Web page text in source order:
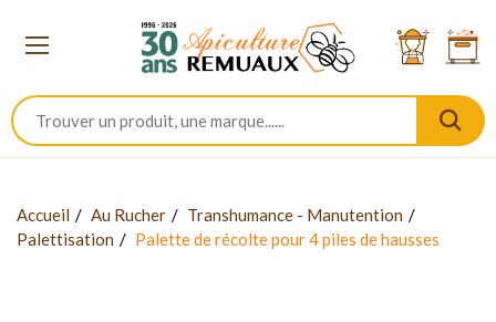
Accueil Au Rucher
Transhumance - Manutention
Palettisation
Palette de récolte pour 4 piles de hausses